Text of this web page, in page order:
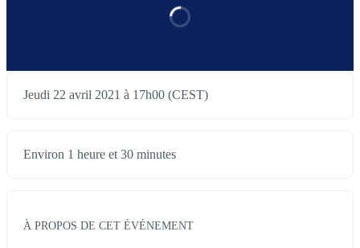
Jeudi 22 avril 2021 à 17h00 (CEST)
Environ 1 heure et 30 minutes
À PROPOS DE CET ÉVÉNEMENT